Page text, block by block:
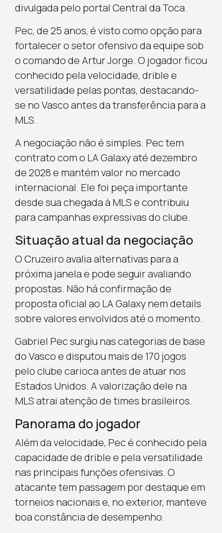
divulgada pelo portal Central da Toca.
Pec, de 25 anos, é visto como opção para
fortalecer o setor ofensivo da equipe sob
o comando de Artur Jorge. O jogador ficou
conhecido pela velocidade, drible e
versatilidade pelas pontas, destacando-
se no Vasco antes da transferência para a
MLS.
A negociação não é simples. Pec tem
contrato com o LA Galaxy até dezembro
de 2028 e mantém valor no mercado
internacional. Ele foi peça importante
desde sua chegada à MLS e contribuiu
para campanhas expressivas do clube.
Situação atual da negociação
O Cruzeiro avalia alternativas para a
próxima janela e pode seguir avaliando
propostas. Não há confirmação de
proposta oficial ao LA Galaxy nem details
sobre valores envolvidos até o momento.
Gabriel Pec surgiu nas categorias de base
do Vasco e disputou mais de 170 jogos
pelo clube carioca antes de atuar nos
Estados Unidos. A valorização dele na
MLS atrai atenção de times brasileiros.
Panorama do jogador
Além da velocidade, Pec é conhecido pela
capacidade de drible e pela versatilidade
nas principais funções ofensivas. O
atacante tem passagem por destaque em
torneios nacionais e, no exterior, manteve
boa constância de desempenho.